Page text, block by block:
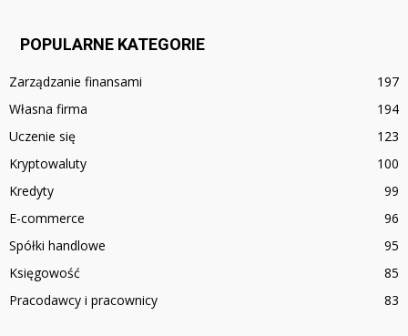
POPULARNE KATEGORIE
Zarządzanie finansami
197
Własna firma
194
Uczenie się
123
Kryptowaluty
100
Kredyty
99
E-commerce
96
Spółki handlowe
95
Księgowość
85
Pracodawcy i pracownicy
83